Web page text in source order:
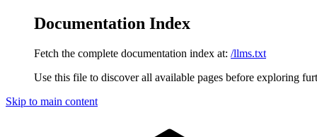
Documentation Index
Fetch the complete documentation index at: /llms.txt
Use this file to discover all available pages before exploring
Skip to main content